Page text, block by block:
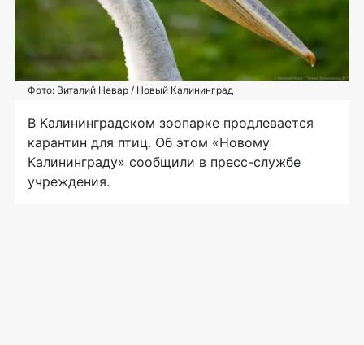
Фото: Виталий Невар / Новый Калининград
В Калининградском зоопарке продлевается
карантин для птиц. Об этом «Новому
Калининграду» сообщили в пресс-службе
учреждения.